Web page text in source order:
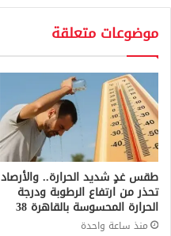
موضوعات متعلقة
طقس غدٍ شديد الحرارة.. والأرصاد
تحذر من ارتفاع الرطوبة ودرجة
الحرارة المحسوسة بالقاهرة 38
منذ ساعة واحدة